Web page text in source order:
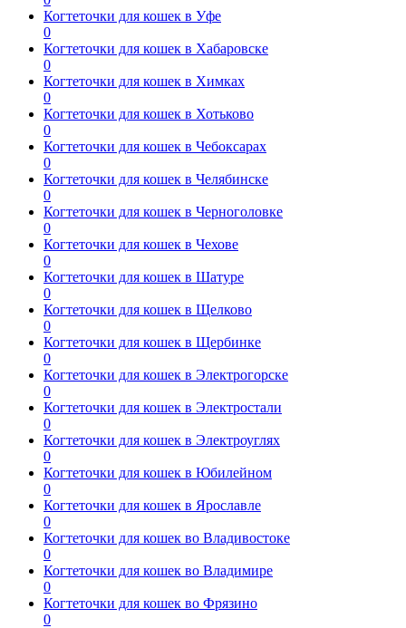
Когтеточки для кошек в Уфе
0
Когтеточки для кошек в Хабаровске
0
Когтеточки для кошек в Химках
0
Когтеточки для кошек в Хотьково
0
Когтеточки для кошек в Чебоксарах
0
Когтеточки для кошек в Челябинске
0
Когтеточки для кошек в Черноголовке
0
Когтеточки для кошек в Чехове
0
Когтеточки для кошек в Шатуре
0
Когтеточки для кошек в Щелково
0
Когтеточки для кошек в Щербинке
0
Когтеточки для кошек в Электрогорске
0
Когтеточки для кошек в Электростали
0
Когтеточки для кошек в Электроуглях
0
Когтеточки для кошек в Юбилейном
0
Когтеточки для кошек в Ярославле
0
Когтеточки для кошек во Владивостоке
0
Когтеточки для кошек во Владимире
0
Когтеточки для кошек во Фрязино
0